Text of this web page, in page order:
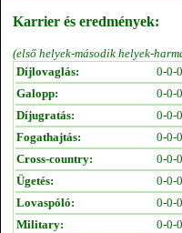
Karrier és eredmények:
(első helyek-második helyek-
Díjlovaglás:
0-0-
Galopp:
0-0-
Díjugratás:
0-0-
Fogathajtás:
0-0-
Cross-country:
0-0-
Ügetés:
0-0-
Lovaspóló:
0-0-
Military:
0-0-